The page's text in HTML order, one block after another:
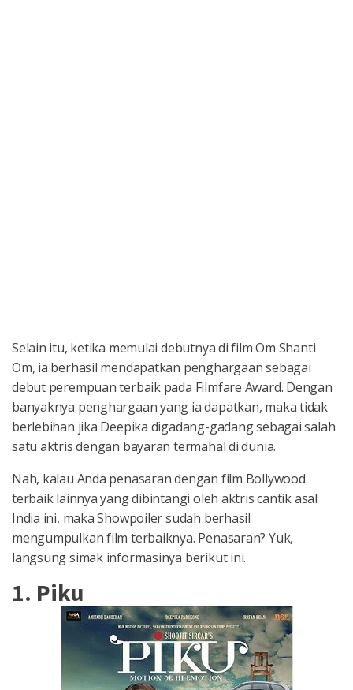
Selain itu, ketika memulai debutnya di film Om Shanti
Om, ia berhasil mendapatkan penghargaan sebagai
debut perempuan terbaik pada Filmfare Award. Dengan
banyaknya penghargaan yang ia dapatkan, maka tidak
berlebihan jika Deepika digadang-gadang sebagai salah
satu aktris dengan bayaran termahal di dunia.
Nah, kalau Anda penasaran dengan film Bollywood
terbaik lainnya yang dibintangi oleh aktris cantik asal
India ini, maka Showpoiler sudah berhasil
mengumpulkan film terbaiknya. Penasaran? Yuk,
langsung simak informasinya berikut ini.
1. Piku